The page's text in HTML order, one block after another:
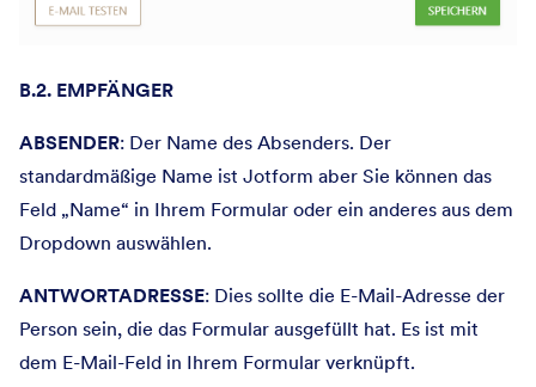
B.2. EMPFÄNGER
ABSENDER: Der Name des Absenders. Der
standardmäßige Name ist Jotform aber Sie können das
Feld „Name“ in Ihrem Formular oder ein anderes aus dem
Dropdown auswählen.
ANTWORTADRESSE: Dies sollte die E-Mail-Adresse der
Person sein, die das Formular ausgefüllt hat. Es ist mit
dem E-Mail-Feld in Ihrem Formular verknüpft.